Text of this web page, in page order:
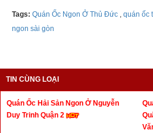
Tags: Quán Ốc Ngon Ở Thủ Đức , quán ốc
ngon sài gòn
TIN CÙNG LOẠI
Quán Ốc Hải Sản Ngon Ở Nguyễn
Duy Trinh Quận 2